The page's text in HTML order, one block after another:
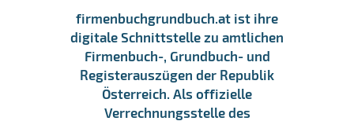
firmenbuchgrundbuch.at ist ihre
digitale Schnittstelle zu amtlichen
Firmenbuch-, Grundbuch- und
Registerauszügen der Republik
Österreich. Als offizielle
Verrechnungsstelle des